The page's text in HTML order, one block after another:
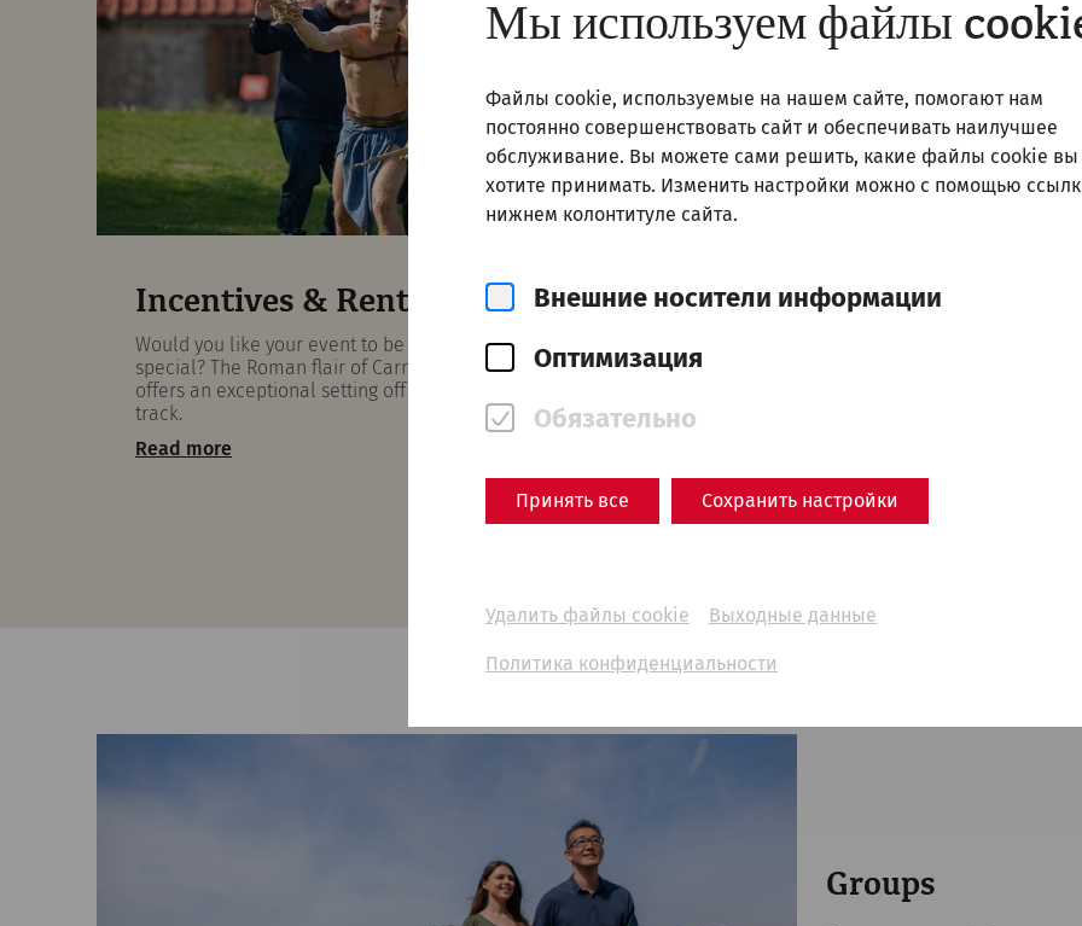
Мы используем файлы
Файлы cookie, используемые на нашем сайте, помогают нам
постоянно совершенствовать сайт и обеспечивать наилучшее
обслуживание. Вы можете сами решить, какие файлы cookie вы
хотите принимать. Изменить настройки можно с помощью
нижнем колонтитуле сайта.
Внешние носители информации
Оптимизация
Обязательно
Принять все Сохранить настройки
Удалить файлы cookie Выходные данные
Политика конфиденциальности
Incentives & Rentals
Would you like your event to be something
special? The Roman flair of Carnuntum
offers an exceptional setting off the beaten
track.
Read more
Groups